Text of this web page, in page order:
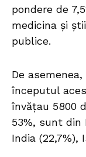
pondere de
medicina și
publice.
De
începutul
învățau 5800
53%, sunt din
India (22,7%),